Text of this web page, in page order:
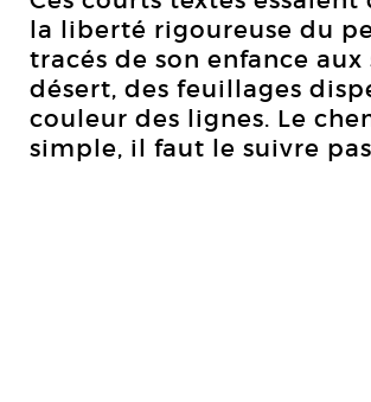
la liberté rigoureuse du
tracés de son enfance aux
désert, des feuillages
couleur des lignes. Le
simple, il faut le suivre